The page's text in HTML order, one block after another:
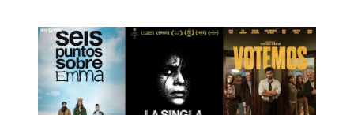
personas que conviven con una pérdida
visual significativa.